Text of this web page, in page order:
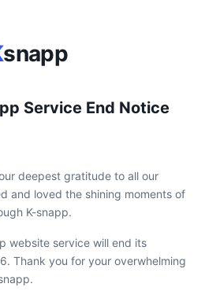
snapp
Service End Notice
deepest gratitude to all our
and loved the shining moments of
K-snapp.
website service will end its
Thank you for your overwhelming